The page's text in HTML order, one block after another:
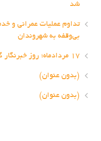
شد
تداوم عملیات عمرانی و
بی‌وقفه به شهروندان
۱۷ مردادماه؛ روز خبرنگار گرامی باد
(بدون عنوان)
(بدون عنوان)